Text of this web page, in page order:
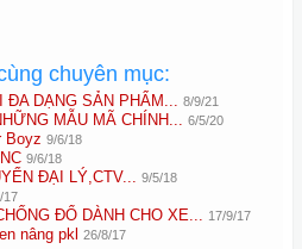
chuyên mục:
ĐA DẠNG SẢN PHẨM... 8/9/21
MẪU MÃ CHÍNH... 6/5/20
Boyz 9/6/18
9/6/18
ĐẠI LÝ,CTV... 9/5/18
17
ĐỔ DÀNH CHO XE... 17/9/17
nâng pkl 26/8/17